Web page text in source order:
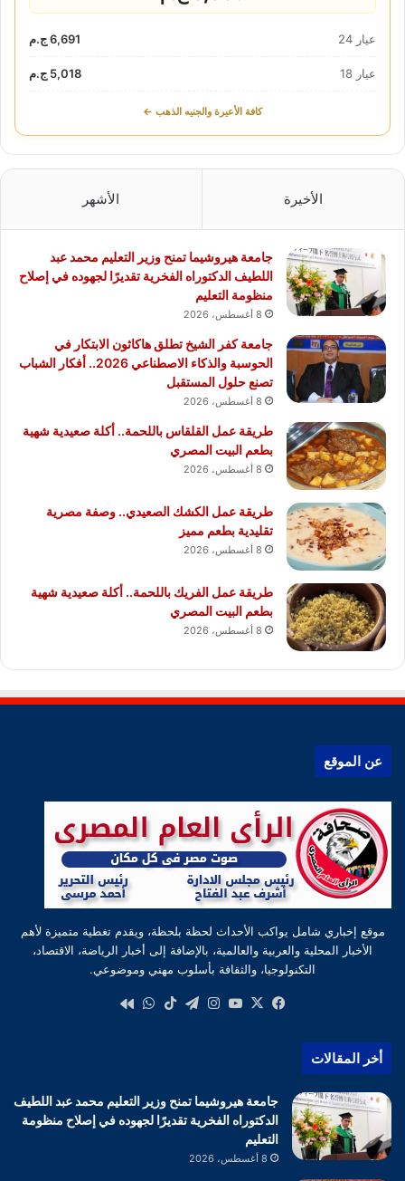
عيار 24 6,691 ج.م
عيار 18 5,018 ج.م
كافة الأعيرة والجنيه الذهب ←
الأخيرة الأشهر
جامعة هيروشيما تمنح وزير التعليم محمد عبد
اللطيف الدكتوراه الفخرية تقديرًا لجهوده في إصلاح
منظومة التعليم
8 أغسطس، 2026
جامعة كفر الشيخ تطلق هاكاثون الابتكار في
الحوسبة والذكاء الاصطناعي 2026.. أفكار الشباب
تصنع حلول المستقبل
8 أغسطس، 2026
طريقة عمل القلقاس باللحمة.. أكلة صعيدية شهية
بطعم البيت المصري
8 أغسطس، 2026
طريقة عمل الكشك الصعيدي.. وصفة مصرية
تقليدية بطعم مميز
8 أغسطس، 2026
طريقة عمل الفريك باللحمة.. أكلة صعيدية شهية
بطعم البيت المصري
8 أغسطس، 2026
عن الموقع
موقع إخباري شامل يواكب الأحداث لحظة بلحظة، ويقدم تغطية متميزة لأهم
الأخبار المحلية والعربية والعالمية، بالإضافة إلى أخبار الرياضة، الاقتصاد،
التكنولوجيا، والثقافة بأسلوب مهني وموضوعي.
فيسبوك
‫X
‫YouTube
انستقرام
تيلقرام‫TikTokواتساب
أخر المقالات
جامعة هيروشيما تمنح وزير التعليم محمد عبد اللطيف
الدكتوراه الفخرية تقديرًا لجهوده في إصلاح منظومة
التعليم
8 أغسطس، 2026